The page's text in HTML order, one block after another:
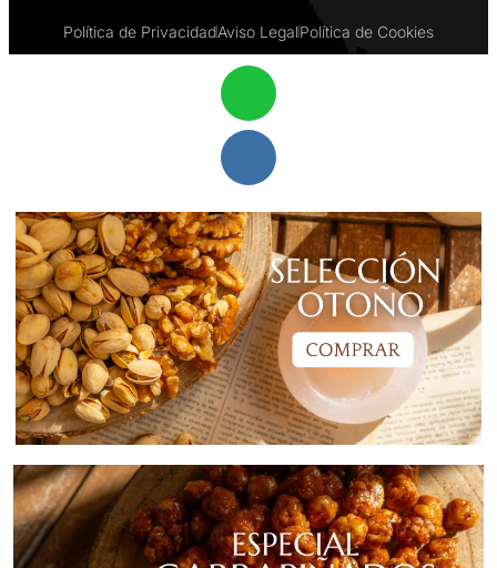
Política de PrivacidadAviso LegalPolítica de Cookies